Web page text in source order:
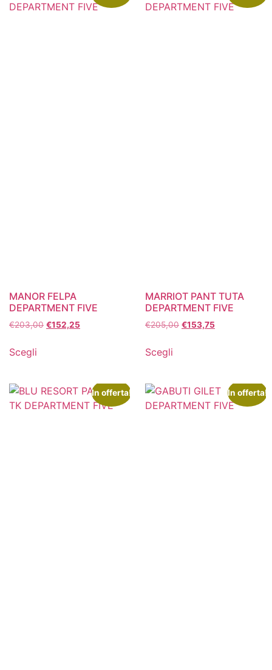
MANOR FELPA
DEPARTMENT FIVE
€203,00 €152,25
Scegli
MARRIOT PANT TUTA
DEPARTMENT FIVE
€205,00 €153,75
Scegli
In offerta! In offerta!